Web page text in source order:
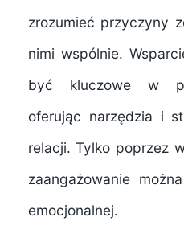
zrozumieć przyczyny
nimi wspólnie.
być kluczowe w
oferując narzędzia i
relacji. Tylko poprzez
zaangażowanie
emocjonalnej.